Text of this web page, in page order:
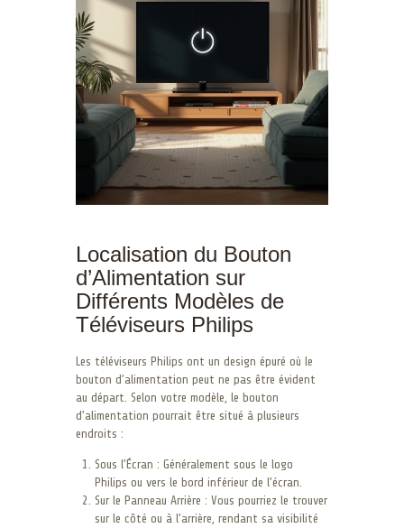
Localisation du Bouton
d’Alimentation sur
Différents Modèles de
Téléviseurs Philips
Les téléviseurs Philips ont un design épuré où le
bouton d’alimentation peut ne pas être évident
au départ. Selon votre modèle, le bouton
d’alimentation pourrait être situé à plusieurs
endroits :
Sous l’Écran : Généralement sous le logo
Philips ou vers le bord inférieur de l’écran.
Sur le Panneau Arrière : Vous pourriez le trouver
sur le côté ou à l’arrière, rendant sa visibilité